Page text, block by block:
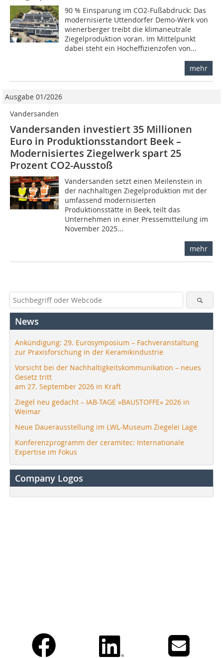
90 % Einsparung im CO2-Fußabdruck: Das
modernisierte Uttendorfer Demo-Werk von
wienerberger treibt die klimaneutrale
Ziegelproduktion voran. Im Mittelpunkt
dabei steht ein Hocheffizienzofen von...
mehr
Ausgabe 01/2026
Vandersanden
Vandersanden investiert 35 Millionen
Euro in Produktionsstandort Beek –
Modernisiertes Ziegelwerk spart 25
Prozent CO2-Ausstoß
Vandersanden setzt einen Meilenstein in
der nachhaltigen Ziegelproduktion mit der
umfassend modernisierten
Produktionsstätte in Beek, teilt das
Unternehmen in einer Pressemitteilung im
November 2025...
mehr
News
Ankündigung: 29. Eurosymposium – Fachveranstaltung
zur Praxisforschung in der Keramikindustrie
Vorsicht bei der Nachhaltigkeitskommunikation – neues
Gesetz tritt
am 27. September 2026 in Kraft
Ziegel neu gedacht – IAB-TAGE »BAUSTOFFE« 2026 in
Weimar
Neue Dauerausstellung im LWL-Museum Ziegelei Lage
Konferenzprogramm der ceramitec: Internationale
Expertise im Fokus
Company Logos